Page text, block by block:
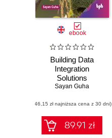
ebook
Building Data
Integration
Solutions
Sayan Guha
(46,15 zł najniższa cena z 30 dni)
89.91 zł